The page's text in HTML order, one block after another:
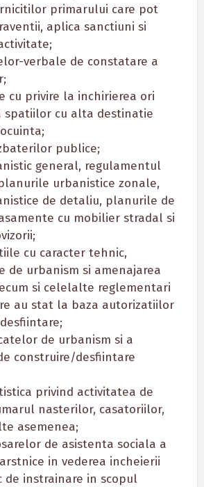
primarului care pot
aplica sanctiuni si
verbale de constatare a
cu privire la inchirierea ori
spatiilor cu alta destinatie
publice;
general, regulamentul
urbanistice zonale,
de detaliu, planurile de
cu mobilier stradal si
cu caracter tehnic,
de urbanism si amenajarea
si celelalte reglementari
au stat la baza autorizatiilor
de urbanism si a
construire/desfiintare
privind activitatea de
nasterilor, casatoriilor,
asemenea;
de asistenta sociala a
in vederea incheierii
de instrainare in scopul